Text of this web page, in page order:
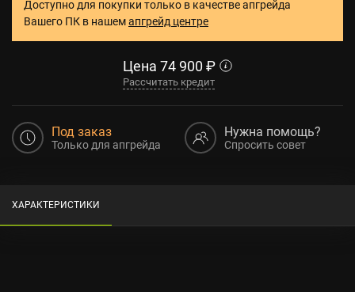
Доступно для покупки только в качестве апгрейда
Вашего ПК в нашемапгрейд центре
Цена 74 900 ₽
Рассчитать кредит
Под заказ
Только для апгрейда
Нужна помощь?
Спросить совет
ХАРАКТЕРИСТИКИ